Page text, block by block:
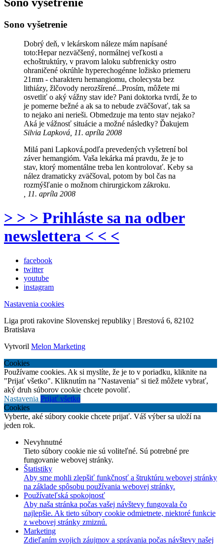
Sono vyšetrenie
Sono vyšetrenie
Dobrý deň, v lekárskom náleze mám napísané
toto:Hepar nezväčšený, normálnej veľkosti a
echoštruktúry, v pravom laloku subfrenicky ostro
ohraničené okrúhle hyperechogénne ložisko priemeru
21mm - charakteru hemangiomu, cholecysta bez
lithiázy, žlčovody nerozšírené...Prosím, môžete mi
osvetliť o aký vážny stav ide? Pani doktorka tvrdí, že to
je pomerne bežné a ak sa to nebude zväčšovať, tak sa
to nejako ani nerieši. Obmedzuje ma tento stav nejako?
Aká je vážnosť situácie a možné následky? Ďakujem
Silvia Lapková, 11. apríla 2008
Milá pani Lapková,podľa prevedených vyšetrení bol
záver hemangióm. Vaša lekárka má pravdu, že je to
stav, ktorý momentálne treba len kontrolovať. Keby sa
nález dramaticky zväčšoval, potom by bol čas na
rozmýšľanie o možnom chirurgickom zákroku.
, 11. apríla 2008
> > > Prihláste sa na odber
newslettera < < <
facebook
twitter
youtube
instagram
Nastavenia cookies
Liga proti rakovine Slovenskej republiky | Brestová 6, 82102
Bratislava
Vytvoril Melon Marketing
Cookies
Používame cookies. Ak si myslíte, že je to v poriadku, kliknite na
"Prijať všetko". Kliknutím na "Nastavenia" si tiež môžete vybrať,
aký druh súborov cookie chcete povoliť.
Nastavenia Prijať všetko
Cookies
Vyberte, aké súbory cookie chcete prijať. Váš výber sa uloží na
jeden rok.
Nevyhnutné
Tieto súbory cookie nie sú voliteľné. Sú potrebné pre
fungovanie webovej stránky.
Štatistiky
Aby sme mohli zlepšiť funkčnosť a štruktúru webovej stránky
na základe spôsobu používania webovej stránky.
Používateľská spokojnosť
Aby naša stránka počas vašej návštevy fungovala čo
najlepšie. Ak tieto súbory cookie odmietnete, niektoré funkcie
z webovej stránky zmiznú.
Marketing
Zdieľaním svojich záujmov a správania počas návštevy našej